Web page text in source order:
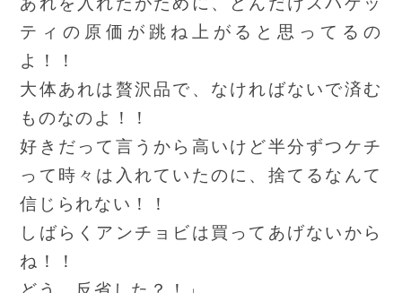
ティの原価が跳ね上がると思ってるの
よ！！
大体あれは贅沢品で、なければないで済む
ものなのよ！！
好きだって言うから高いけど半分ずつケチ
って時々は入れていたのに、捨てるなんて
信じられない！！
しばらくアンチョビは買ってあげないから
ね！！